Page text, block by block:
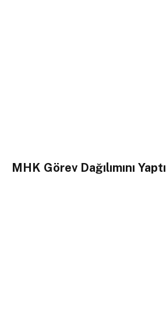
MHK Görev Dağılımını Yaptı